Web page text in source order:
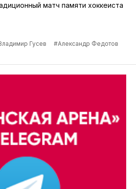
матч памяти хоккеиста
Гусев
#Александр Федотов